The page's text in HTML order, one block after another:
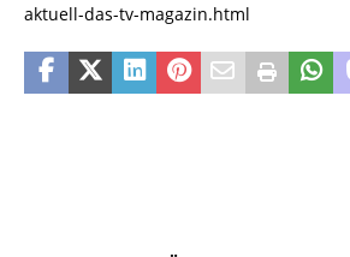
aktuell-das-tv-magazin.html